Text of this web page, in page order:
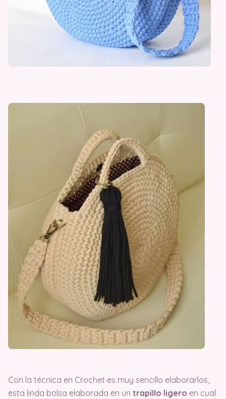
Con la técnica en Crochet es muy sencillo elaborarlos,
esta linda bolsa elaborada en un trapillo ligero en cual